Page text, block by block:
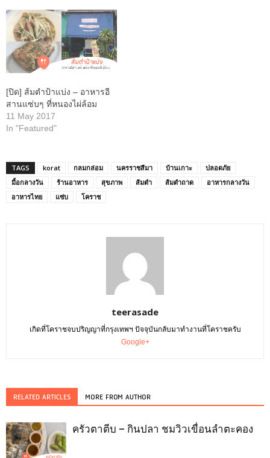
[ปิด] ส้มตำป้าแบ่ง – อาหารอี
สานแซ่บๆ ที่หนองไผ่ล้อม
11 May 2017
In "Featured"
TAGS korat กลมกล่อม นครราชสีมา บ้านเกาะ
ปลอดภัย
มื้อกลางวัน
ร้านอาหาร สุขภาพ ส้มตำ ส้มตำถาด
อาหารกลางวัน
อาหารไทย
แซ่บ โคราช
teerasade
เกิดที่โคราชจบปริญญาที่กรุงเทพฯ ปัจจุบันกลับมาทำงานที่โคราชครับ
Google+
RELATED ARTICLES MORE FROM AUTHOR
ครัวตาตีบ – กินปลา ชมวิวเขื่อนลำตะคอง